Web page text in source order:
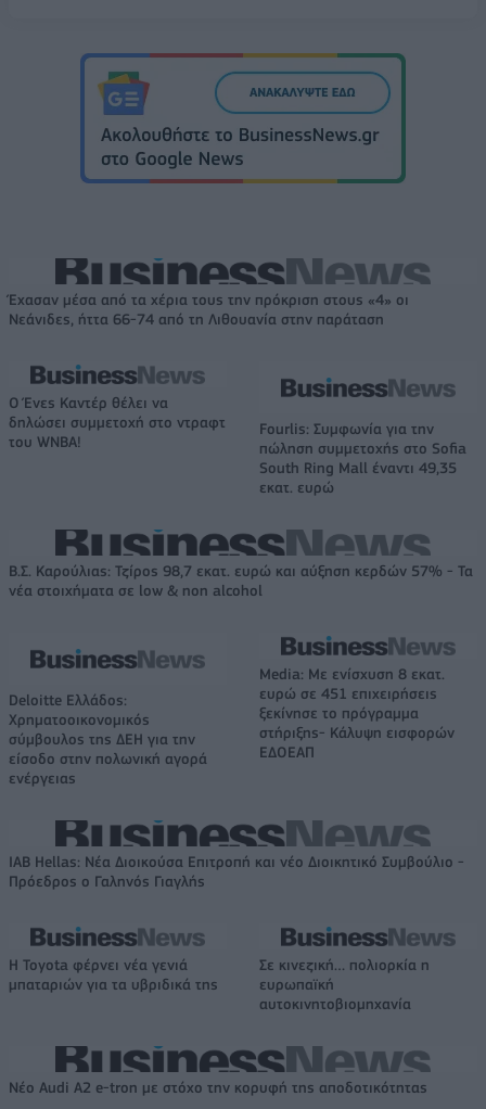
Έχασαν μέσα από τα χέρια τους την πρόκριση στους «4» οι
Νεάνιδες, ήττα 66-74 από τη Λιθουανία στην παράταση
Ο Ένες Καντέρ θέλει να
δηλώσει συμμετοχή στο ντραφτ
του WNBA!
Fourlis: Συμφωνία για την
πώληση συμμετοχής στο Sofia
South Ring Mall έναντι 49,35
εκατ. ευρώ
Β.Σ. Καρούλιας: Τζίρος 98,7 εκατ. ευρώ και αύξηση κερδών 57% - Τα
νέα στοιχήματα σε low & non alcohol
Deloitte Ελλάδος:
Χρηματοοικονομικός
σύμβουλος της ΔΕΗ για την
είσοδο στην πολωνική αγορά
ενέργειας
Media: Με ενίσχυση 8 εκατ.
ευρώ σε 451 επιχειρήσεις
ξεκίνησε το πρόγραμμα
στήριξης- Κάλυψη εισφορών
ΕΔΟΕΑΠ
IAB Hellas: Νέα Διοικούσα Επιτροπή και νέο Διοικητικό Συμβούλιο -
Πρόεδρος ο Γαληνός Γιαγλής
Η Toyota φέρνει νέα γενιά
μπαταριών για τα υβριδικά της
Σε κινεζική… πολιορκία η
ευρωπαϊκή
αυτοκινητοβιομηχανία
Νέο Audi A2 e-tron με στόχο την κορυφή της αποδοτικότητας